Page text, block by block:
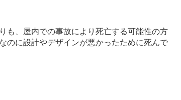
も、屋内での事故により死亡する可能性の方
のに設計やデザインが悪かったために死んで